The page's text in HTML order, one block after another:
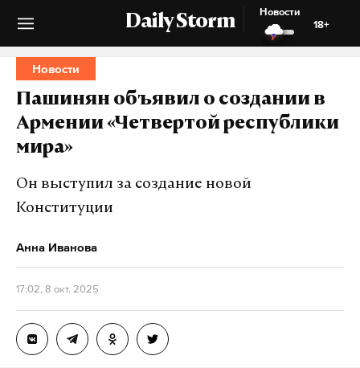
Daily Storm
Новости
18+
Новости
Пашинян объявил о создании в
Армении «Четвертой республики
мира»
Он выступил за создание новой
Конституции
Анна Иванова
17:02, 8 окт. 2025